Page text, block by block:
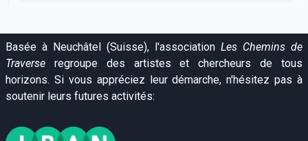
Basée à Neuchâtel (Suisse), l'association Les Chemins de
Traverse regroupe des artistes et chercheurs de tous
horizons. Si vous appréciez leur démarche, n'hésitez pas à
soutenir leurs futures activités: